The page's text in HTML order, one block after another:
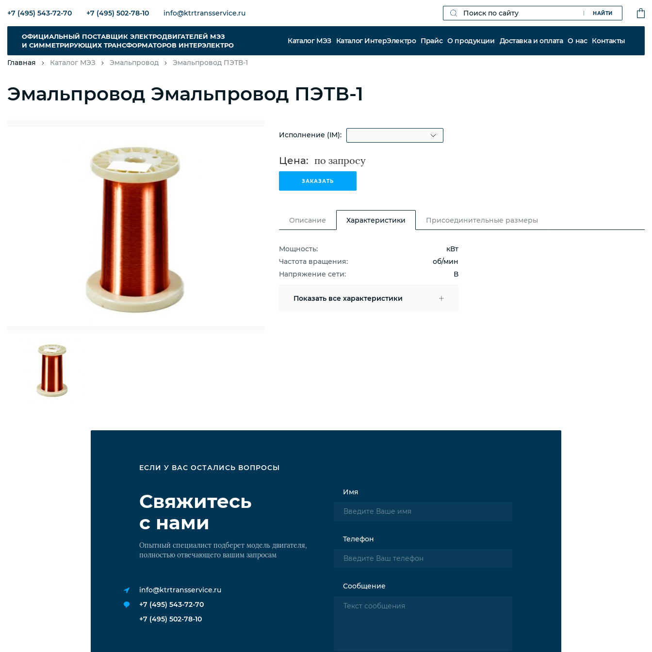
+7 (495) 543-72-70 +7 (495) 502-78-10 info@ktrtransservice.ru НАЙТИ
ОФИЦИАЛЬНЫЙ ПОСТАВЩИК ЭЛЕКТРОДВИГАТЕЛЕЙ МЭЗ
И СИММЕТРИРУЮЩИХ ТРАНСФОРМАТОРОВ ИНТЕРЭЛЕКТРО
Каталог МЭЗ Каталог ИнтерЭлектро Прайс О продукции Доставка и оплата О нас Контакты
Главная Каталог МЭЗ Эмальпровод Эмальпровод ПЭТВ-1
Эмальпровод Эмальпровод ПЭТВ-1
Исполнение (IM):
Цена:
ЗАКАЗАТЬ
Описание Характеристики Присоединительные размеры
Мощность:
кВт
Частота вращения:
об/мин
Напряжение сети:
В
Показать все характеристики
ЕСЛИ У ВАС ОСТАЛИСЬ ВОПРОСЫ
Свяжитесь
с нами
Опытный специалист подберет модель двигателя,
полностью отвечающего вашим запросам
info@ktrtransservice.ru
+7 (495) 543-72-70
+7 (495) 502-78-10
Имя
Телефон
Сообщение